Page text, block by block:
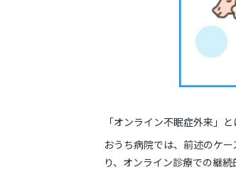
「オンライン不眠症外来」
おうち病院では、前述のケ
り、オンライン診療での継